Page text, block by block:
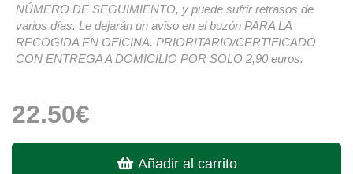
NÚMERO DE SEGUIMIENTO, y puede sufrir retrasos de
varios días. Le dejarán un aviso en el buzón PARA LA
RECOGIDA EN OFICINA. PRIORITARIO/CERTIFICADO
CON ENTREGA A DOMICILIO POR SOLO 2,90 euros.
22.50€
Añadir al carrito